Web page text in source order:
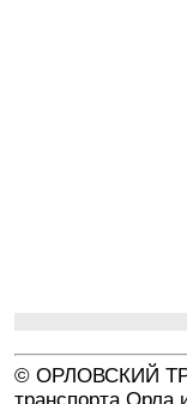
© ОРЛОВСКИЙ
транспорта Орла